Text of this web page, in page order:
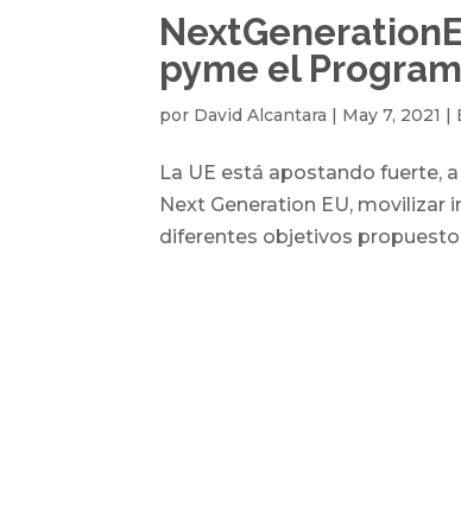
pyme el
por David Alcantara | May 7, 2021 |
La UE está apostando fuerte,
Next Generation EU, movilizar
diferentes objetivos